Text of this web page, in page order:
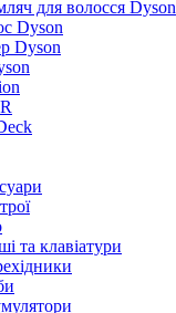
для волосся Dyson
Dyson
Dyson
та клавіатури